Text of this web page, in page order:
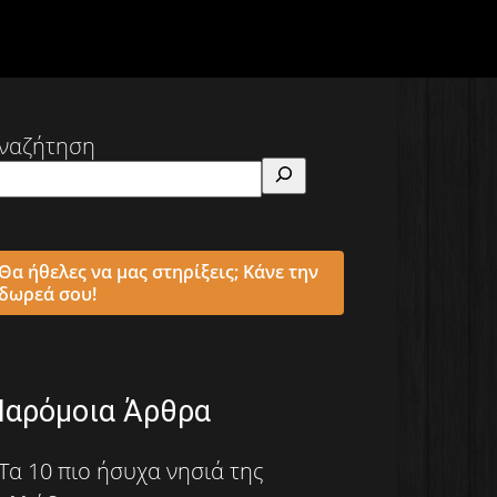
ήθελες να μας στηρίξεις; Κάνε την
σου!
Άρθρα
10 πιο ήσυχα νησιά της